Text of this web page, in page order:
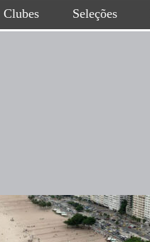
Clubes Seleções